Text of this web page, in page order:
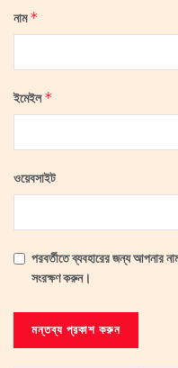
নাম*
ইমেইল*
ওয়েবসাইট
পরবর্তীতে ব্যবহারের জন্য আপনার
সংরক্ষণ করুন।